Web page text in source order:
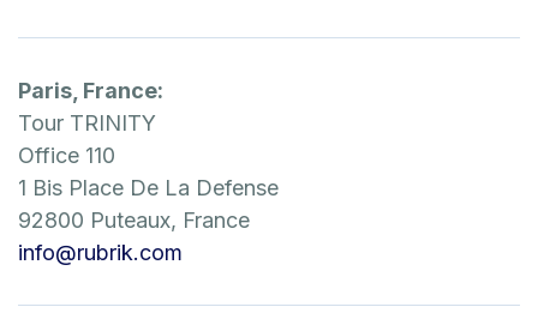
Paris, France:
Tour TRINITY
Office 110
1 Bis Place De La Defense
92800 Puteaux, France
info@rubrik.com